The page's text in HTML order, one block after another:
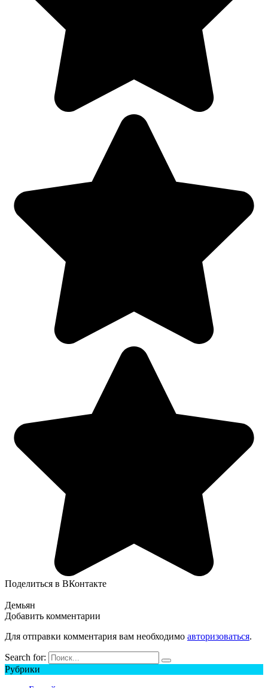
Поделиться в ВКонтакте
Демьян
Добавить комментарии
Для отправки комментария вам необходимо авторизоваться.
Search for:
Рубрики